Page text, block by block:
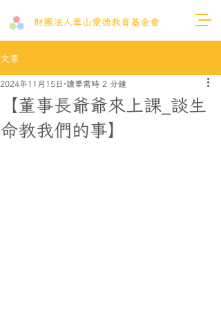
財團法人​華山愛德教育基金會
文章
【董事長爺爺來上課_談生
命教我們的事】
2024年11月15日 讀畢需時 2 分鐘